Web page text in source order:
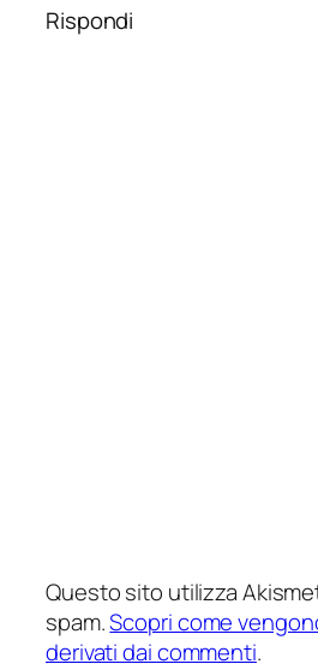
Rispondi
Questo sito utilizza
spam.Scopri come
derivati dai commenti.